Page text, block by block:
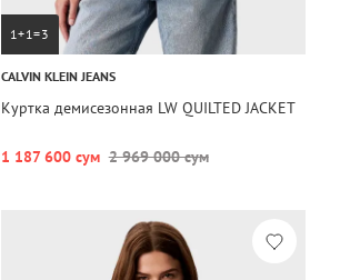
1+1=3
CALVIN KLEIN JEANS
Куртка демисезонная LW QUILTED JACKET
1 187 600 сум 2 969 000 сум